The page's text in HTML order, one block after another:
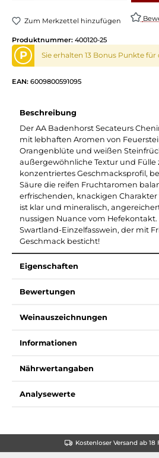
Zum Merkzettel hinzufügen
Produktnummer: 400120-25
P Sie erhalten 13 Bonus Punkte für
EAN: 6009800591095
Beschreibung
Der AA Badenhorst Secateurs
mit lebhaften Aromen von
Orangenblüte und weißen
außergewöhnliche Textur und Fülle
konzentriertes Geschmacksprofil,
Säure die reifen Fruchtaromen
erfrischenden, knackigen
ist klar und mineralisch,
nussigen Nuance vom
Swartland-Einzelfasswein, der mit
Geschmack besticht!
Eigenschaften
Bewertungen
Weinauszeichnungen
Informationen
Nährwertangaben
Analysewerte
Kostenloser Versand ab 18